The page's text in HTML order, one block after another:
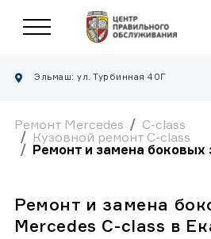
Эльмаш: ул. Турбинная 40Г
Ремонт Mercedes
C-class
Кузовной ремонт C-class
Ремонт и замена боковых
Ремонт и замена
Mercedes C-class в